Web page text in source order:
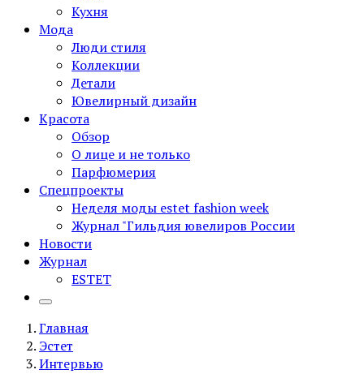
Кухня
Мода
Люди стиля
Коллекции
Детали
Ювелирный дизайн
Красота
Обзор
О лице и не только
Парфюмерия
Спецпроекты
Неделя моды estet fashion week
Журнал "Гильдия ювелиров России
Новости
Журнал
ESTET
Главная
Эстет
Интервью